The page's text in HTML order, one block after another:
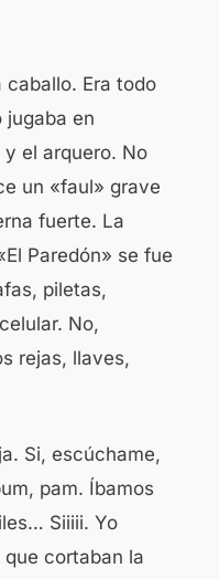
caballo. Era todo
jugaba en
el arquero. No
un «faul» grave
fuerte. La
Paredón» se fue
piletas,
No,
rejas, llaves,
Si, escúchame,
pam. Íbamos
Siiiii. Yo
cortaban la